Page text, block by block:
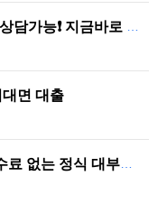
면 대출